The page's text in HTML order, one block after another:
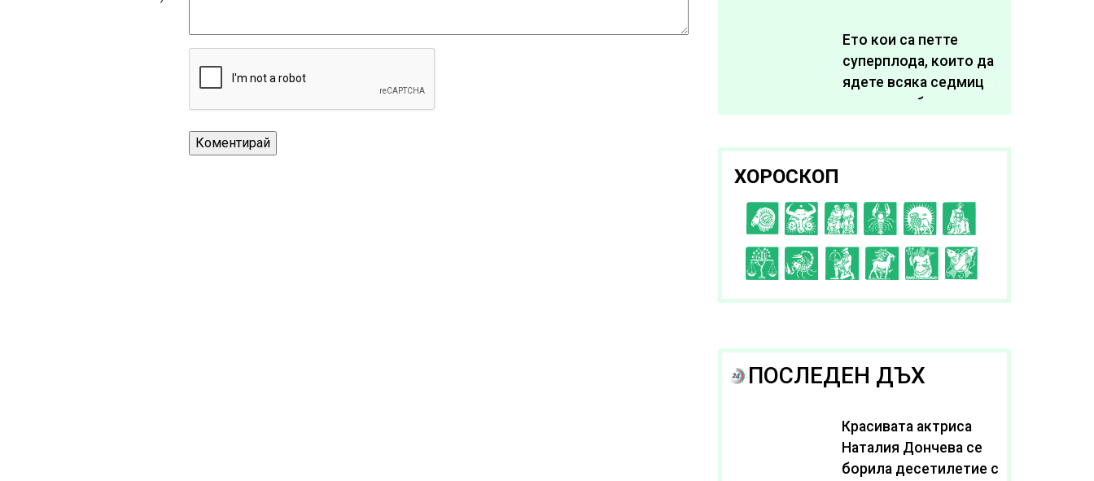
живота си
Ето кои са петте
суперплода, които да
ядете всяка седмица,
за да подобрите
ХОРОСКОП
C D EFGH
I J K L A B
ПОСЛЕДЕН ДЪХ
Красивата актриса
Наталия Дончева се
борила десетилетие с